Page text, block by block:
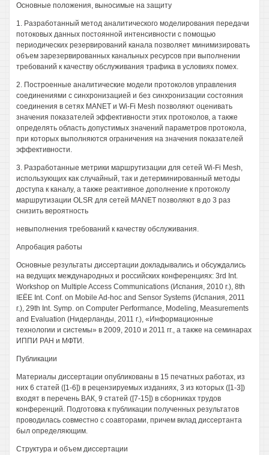
Основные положения, выносимые на защиту
1. Разработанный метод аналитического моделирования передачи
потоковых данных постоянной интенсивности с помощью
периодических резервирований канала позволяет минимизировать
объем зарезервированных канальных ресурсов при выполнении
требований к качеству обслуживания трафика в условиях помех.
2. Построенные аналитические модели протоколов управления
соединениями с синхронизацией и без синхронизации состояния
соединения в сетях MANET и Wi-Fi Mesh позволяют оценивать
значения показателей эффективности этих протоколов, а также
определять область допустимых значений параметров протокола,
при которых выполняются ограничения на значения показателей
эффективности.
3. Разработанные метрики маршрутизации для сетей Wi-Fi Mesh,
использующих как случайный, так и детерминированный методы
доступа к каналу, а также реактивное дополнение к протоколу
маршрутизации OLSR для сетей MANET позволяют в до 3 раз
снизить вероятность
невыполнения требований к качеству обслуживания.
Апробация работы
Основные результаты диссертации докладывались и обсуждались
на ведущих международных и российских конференциях: 3rd Int.
Workshop on Multiple Access Communications (Испания, 2010 г.), 8th
IEËE Int. Conf. on Mobile Ad-hoc and Sensor Systems (Испания, 2011
г.), 29th Int. Symp. on Computer Performance, Modeling, Measurements
and Evaluation (Нидерланды, 2011 г.), «Информационные
технологии и системы» в 2009, 2010 и 2011 гг., а также на семинарах
ИППИ РАН и МФТИ.
Публикации
Материалы диссертации опубликованы в 15 печатных работах, из
них 6 статей ([1-6]) в рецензируемых изданиях, 3 из которых ([1-3])
входят в перечень ВАК, 9 статей ([7-15]) в сборниках трудов
конференций. Подготовка к публикации полученных результатов
проводилась совместно с соавторами, причем вклад диссертанта
был определяющим.
Структура и объем диссертации